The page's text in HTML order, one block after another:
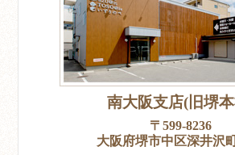
南大阪支店(旧堺
〒599-8236
大阪府堺市中区深井沢